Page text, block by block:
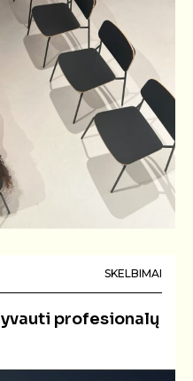
SKELBIMAI
profesionalų